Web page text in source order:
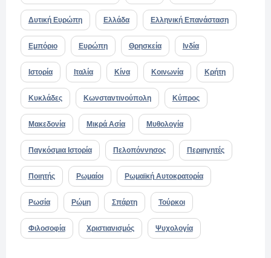
Δυτική Ευρώπη Ελλάδα Ελληνική Επανάσταση
Εμπόριο Ευρώπη Θρησκεία Ινδία
Ιστορία Ιταλία Κίνα Κοινωνία Κρήτη
Κυκλάδες Κωνσταντινούπολη Κύπρος
Μακεδονία Μικρά Ασία Μυθολογία
Παγκόσμια Ιστορία Πελοπόννησος Περιηγητές
Ποιητής Ρωμαίοι Ρωμαϊκή Αυτοκρατορία
Ρωσία Ρώμη Σπάρτη Τούρκοι
Φιλοσοφία Χριστιανισμός Ψυχολογία